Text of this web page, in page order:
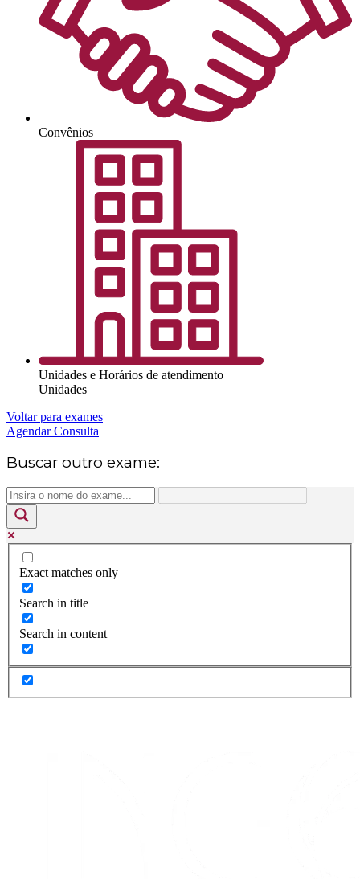
Convênios
Unidades e Horários de atendimento
Unidades
Voltar para exames
Agendar Consulta
Buscar outro exame:
Exact matches only
Search in title
Search in content